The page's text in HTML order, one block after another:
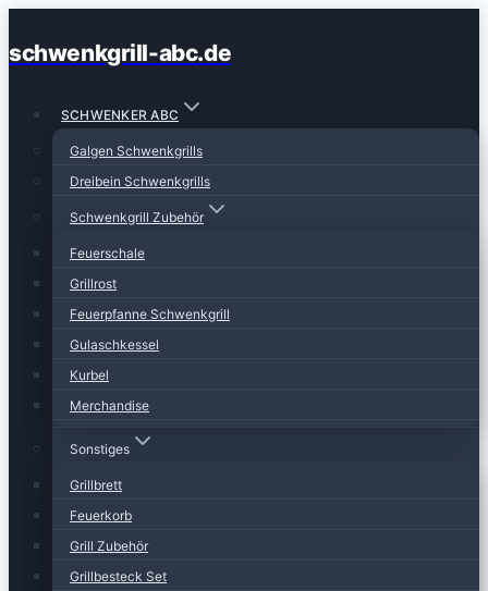
Inhalt
schwenkgrill-abc.de
SCHWENKER ABC
Galgen Schwenkgrills
Dreibein Schwenkgrills
Schwenkgrill Zubehör
Feuerschale
Grillrost
Feuerpfanne Schwenkgrill
Gulaschkessel
Kurbel
Merchandise
Sonstiges
Grillbrett
Feuerkorb
Grill Zubehör
Grillbesteck Set